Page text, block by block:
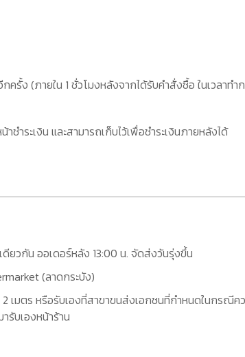
ครั้ง (ภายใน 1 ชั่วโมงหลังจากได้รับคำสั่งซื้อ ในเวลาท
ำระเงิน และสามารถเก็บไว้เพื่อชำระเงินภายหลังได้
ยวกัน ออเดอร์หลัง 13:00 น. จัดส่งวันรุ่งขึ้น
(ลาดกระบัง)
มตร หรือรับเองที่สาขาขนส่งเอกชนที่กำหนดในกรณี
รับเองหน้าร้าน